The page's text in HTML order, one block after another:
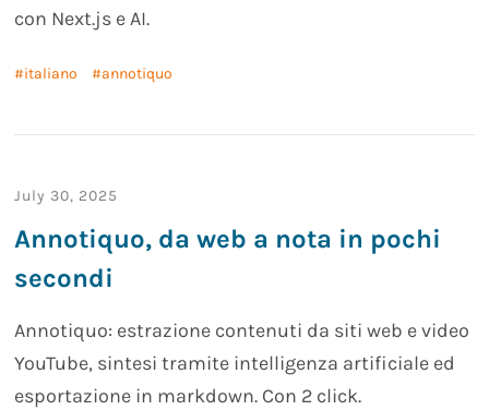
con Next.js e AI.
italiano annotiquo
July 30, 2025
Annotiquo, da web a nota in pochi
secondi
Annotiquo: estrazione contenuti da siti web e video
YouTube, sintesi tramite intelligenza artificiale ed
esportazione in markdown. Con 2 click.